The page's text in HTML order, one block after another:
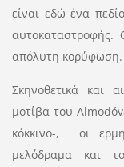
είναι εδώ ένα
απόλυτη κορύφωση.
Σκηνοθετικά και
μοτίβα του
κόκκινο-, οι
μελόδραμα και